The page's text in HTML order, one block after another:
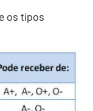
os tipos